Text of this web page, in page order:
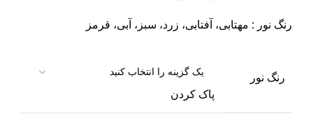
رنگ نور : مهتابی، آفتابی، زرد، سبز، آبی، قرمز
رنگ نور
پاک کردن